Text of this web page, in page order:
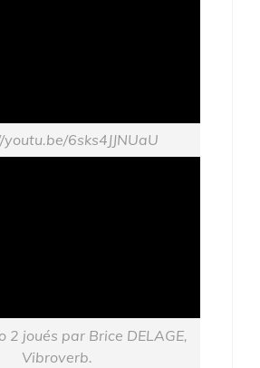
6sks4JJNUaU
2 joués par Brice DELAGE,
Vibroverb.